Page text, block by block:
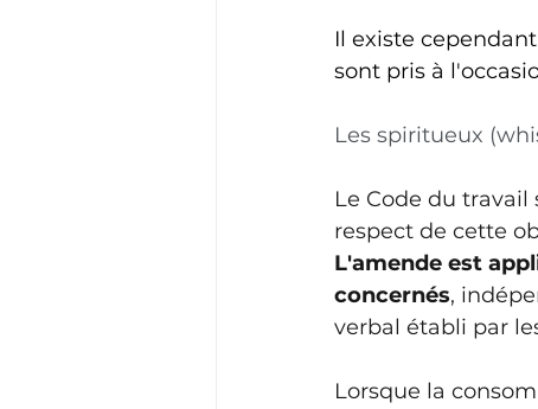
Il existe
sont pris à
Les spiritueux
Le Code du
respect de cette
L'amende est
concernés,
verbal établi par
Lorsque la